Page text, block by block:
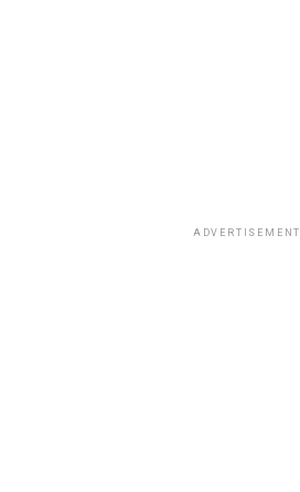
ADVERTISEMENT